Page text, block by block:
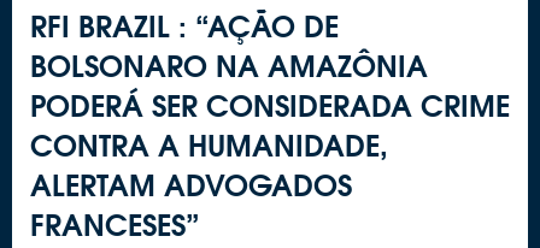
RFI BRAZIL : “AÇÃO DE
BOLSONARO NA AMAZÔNIA
PODERÁ SER CONSIDERADA CRIME
CONTRA A HUMANIDADE,
ALERTAM ADVOGADOS
FRANCESES”